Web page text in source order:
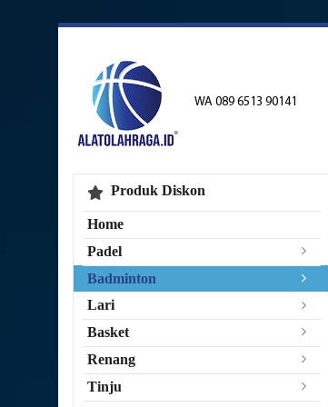
WA 089 6513 90141
Produk Diskon
Home
Padel
Badminton
Lari
Basket
Renang
Tinju